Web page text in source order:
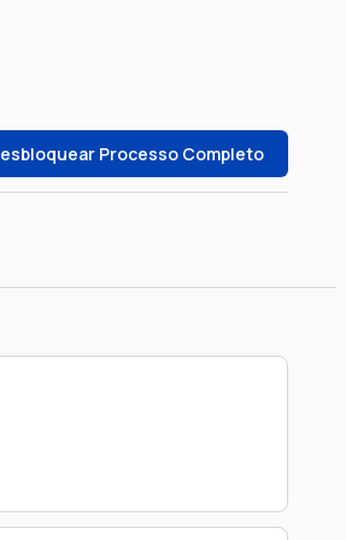
Processo Completo